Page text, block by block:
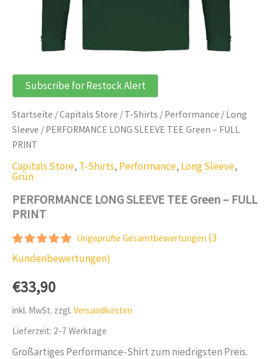
Subscribe for Restock Alert
Startseite /Capitals Store / T-Shirts / Performance / Long
Sleeve / PERFORMANCE LONG SLEEVE TEE Green – FULL
PRINT
Capitals Store, T-Shirts, Performance, Long Sleeve,
Grün
PERFORMANCE LONG SLEEVE TEE Green – FULL
PRINT
Bewertet
mit5.00
basierend
auf
2
Kundenbewertungen
Ungeprüfte Gesamtbewertungen (3
Kundenbewertungen)
€33,90
inkl. MwSt. zzgl. Versandkosten
Lieferzeit: 2-7 Werktage
Großartiges Performance-Shirt zum niedrigsten Preis.